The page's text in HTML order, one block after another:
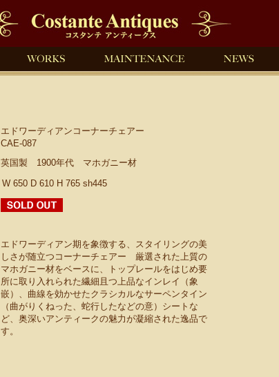
エドワーディアンコーナーチェアー
CAE-087
英国製 1900年代 マホガニー材
W 650 D 610 H 765 sh445
エドワーディアン期を象徴する、スタイリングの美
しさが随立つコーナーチェアー 厳選された上質の
マホガニー材をベースに、トップレールをはじめ要
所に取り入れられた繊細且つ上品なインレイ（象
嵌）、曲線を効かせたクラシカルなサーペンタイン
（曲がりくねった、蛇行したなどの意）シートな
ど、奥深いアンティークの魅力が凝縮された逸品で
す。